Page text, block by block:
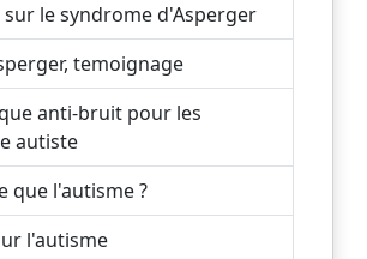
sur le syndrome d'Asperger
temoignage
anti-bruit pour les
autiste
que l'autisme ?
l'autisme